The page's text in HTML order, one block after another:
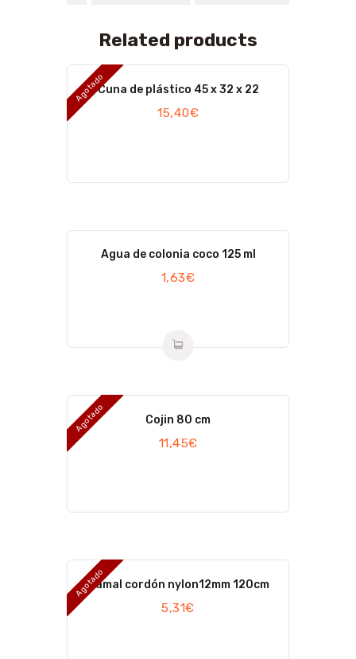
Related products
AgotadoCuna de plástico 45 x 32 x 22
15,40€
Agua de colonia coco 125 ml
1,63€
Agotado Cojin 80 cm
11,45€
Agotado
Ramal cordón nylon12mm 120cm
5,31€